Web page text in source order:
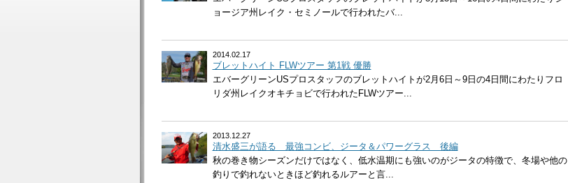
ョージア州レイク・セミノールで行われたバ...
2014.02.17
ブレットハイト FLWツアー 第1戦 優勝
エバーグリーンUSプロスタッフのブレットハイトが2月6日～9日の4日間にわたりフロ
リダ州レイクオキチョビで行われたFLWツアー...
2013.12.27
清水盛三が語る 最強コンビ、ジータ＆パワーグラス 後編
秋の巻き物シーズンだけではなく、低水温期にも強いのがジータの特徴で、冬場や他の
釣りで釣れないときほど釣れるルアーと言...